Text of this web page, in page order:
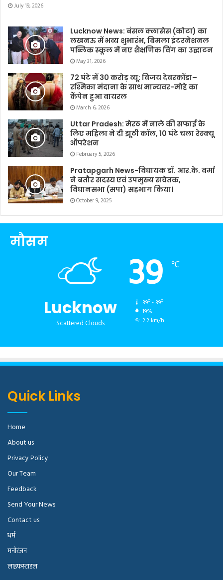
July 19, 2026
Lucknow News: बंसल क्लासेस (कोटा) का
लखनऊ में भव्य शुभारंभ, बिमला इंटरनेशनल
पब्लिक स्कूल में नए शैक्षणिक विंग का उद्घाटन
May 31, 2026
72 घंटे में 30 करोड़ व्यू: विजय देवरकोंडा–
रश्मिका मंदाना के साथ मान्यवर-मोहे का
कैंपेन हुआ वायरल
March 6, 2026
Uttar Pradesh: मेरठ में नाले की सफाई के
लिए महिला ने दी झूठी कॉल, 10 घंटे चला रेस्क्यू
ऑपरेशन
February 5, 2026
Pratapgarh News-विधायक डॉ. आर.के. वर्मा
ने बतौर सदस्य एवं उपमुख्य सचेतक,
विधानसभा (सपा) सहभाग किया।
October 9, 2025
मौसम
Lucknow
Scattered Clouds
39 ℃
39º - 39º
19%
2.2 km/h
Quick Links
Home
About us
Privacy Policy
Our Team
Feedback
Send Your News
Contact us
धर्म
मनोरंजन
लाइफस्टाइल